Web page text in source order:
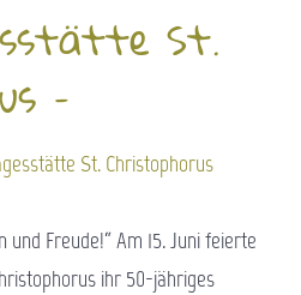
St.
–
St. Christophorus
Freude!“ Am 15. Juni feierte
ihr 50-jähriges